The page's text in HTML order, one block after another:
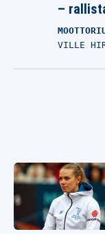
–
VILLE